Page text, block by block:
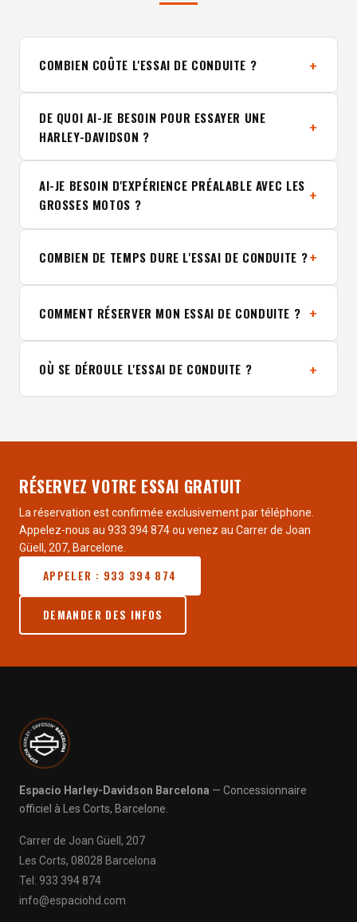
COMBIEN COÛTE L'ESSAI DE CONDUITE ?
DE QUOI AI-JE BESOIN POUR ESSAYER UNE
HARLEY-DAVIDSON ?
AI-JE BESOIN D'EXPÉRIENCE PRÉALABLE AVEC LES
GROSSES MOTOS ?
COMBIEN DE TEMPS DURE L'ESSAI DE CONDUITE ?
COMMENT RÉSERVER MON ESSAI DE CONDUITE ?
OÙ SE DÉROULE L'ESSAI DE CONDUITE ?
RÉSERVEZ VOTRE ESSAI GRATUIT
La réservation est confirmée exclusivement par téléphone.
Appelez-nous au 933 394 874 ou venez au Carrer de Joan
Güell, 207, Barcelone.
APPELER : 933 394 874
DEMANDER DES INFOS
Espacio Harley-Davidson Barcelona — Concessionnaire
officiel à Les Corts, Barcelone.
Carrer de Joan Güell, 207
Les Corts, 08028 Barcelona
Tel: 933 394 874
info@espaciohd.com